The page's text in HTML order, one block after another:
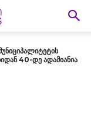
40-დე ადამიანია